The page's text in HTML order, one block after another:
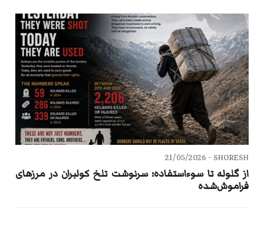
SHORESH -
21/05/2026
از گلوله تا سوءاستفاده؛ سرنوشت تلخ کولبران در مرزهای
فراموش‌شده